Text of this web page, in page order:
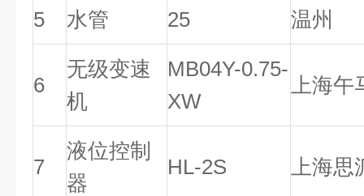
5 水管 25 温州
6
无级变速
机
MB04Y-0.75-
XW
上海午
7
液位控制
器
HL-2S 上海思